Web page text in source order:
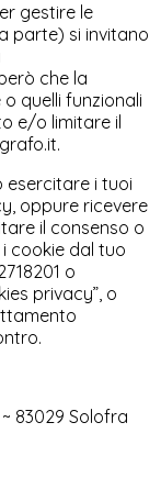
gestire le
parte) si invitano
che la
quelli funzionali
e/o limitare il
esercitare i tuoi
oppure ricevere
il consenso o
cookie dal tuo
o
privacy”, o
~ 83029 Solofra